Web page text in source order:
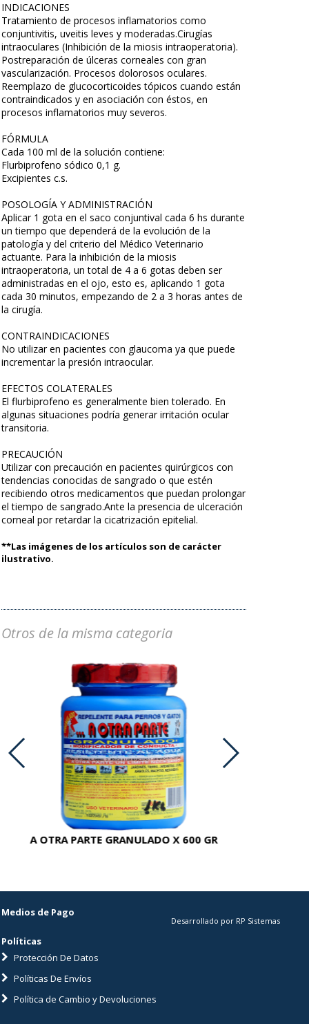
INDICACIONES
Tratamiento de procesos inflamatorios como
conjuntivitis, uveitis leves y moderadas.Cirugías
intraoculares (Inhibición de la miosis intraoperatoria).
Postreparación de úlceras corneales con gran
vascularización. Procesos dolorosos oculares.
Reemplazo de glucocorticoides tópicos cuando están
contraindicados y en asociación con éstos, en
procesos inflamatorios muy severos.
FÓRMULA
Cada 100 ml de la solución contiene:
Flurbiprofeno sódico 0,1 g.
Excipientes c.s.
POSOLOGÍA Y ADMINISTRACIÓN
Aplicar 1 gota en el saco conjuntival cada 6 hs durante
un tiempo que dependerá de la evolución de la
patología y del criterio del Médico Veterinario
actuante. Para la inhibición de la miosis
intraoperatoria, un total de 4 a 6 gotas deben ser
administradas en el ojo, esto es, aplicando 1 gota
cada 30 minutos, empezando de 2 a 3 horas antes de
la cirugía.
CONTRAINDICACIONES
No utilizar en pacientes con glaucoma ya que puede
incrementar la presión intraocular.
EFECTOS COLATERALES
El flurbiprofeno es generalmente bien tolerado. En
algunas situaciones podría generar irritación ocular
transitoria.
PRECAUCIÓN
Utilizar con precaución en pacientes quirúrgicos con
tendencias conocidas de sangrado o que estén
recibiendo otros medicamentos que puedan prolongar
el tiempo de sangrado.Ante la presencia de ulceración
corneal por retardar la cicatrización epitelial.
**Las imágenes de los artículos son de carácter
ilustrativo.
Otros de la misma categoria
A OTRA PARTE GRANULADO X 600 GR
Medios de Pago
Políticas
Protección De Datos
Políticas De Envíos
Política de Cambio y Devoluciones
Desarrollado por RP Sistemas